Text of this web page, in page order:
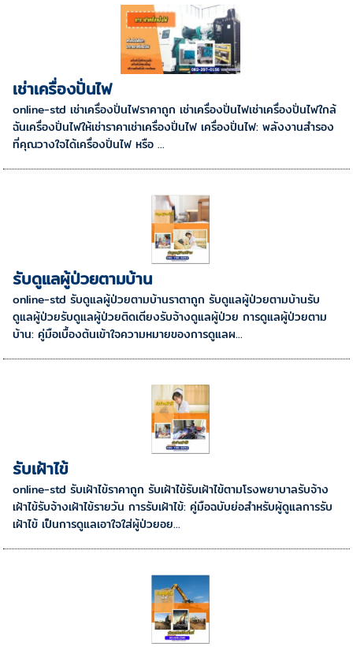
เช่าเครื่องปั่นไฟ
online-std เช่าเครื่องปั่นไฟราคาถูก เช่าเครื่องปั่นไฟเช่าเครื่องปั่นไฟใกล้
ฉันเครื่องปั่นไฟให้เช่าราคาเช่าเครื่องปั่นไฟ เครื่องปั่นไฟ: พลังงานสำรอง
ที่คุณวางใจได้เครื่องปั่นไฟ หรือ ...
รับดูแลผู้ป่วยตามบ้าน
online-std รับดูแลผู้ป่วยตามบ้านราตาถูก รับดูแลผู้ป่วยตามบ้านรับ
ดูแลผู้ป่วยรับดูแลผู้ป่วยติดเตียงรับจ้างดูแลผู้ป่วย การดูแลผู้ป่วยตาม
บ้าน: คู่มือเบื้องต้นเข้าใจความหมายของการดูแลผ...
รับเฝ้าไข้
online-std รับเฝ้าไข้ราคาถูก รับเฝ้าไข้รับเฝ้าไข้ตามโรงพยาบาลรับจ้าง
เฝ้าไข้รับจ้างเฝ้าไข้รายวัน การรับเฝ้าไข้: คู่มือฉบับย่อสำหรับผู้ดูแลการรับ
เฝ้าไข้ เป็นการดูแลเอาใจใส่ผู้ป่วยอย...